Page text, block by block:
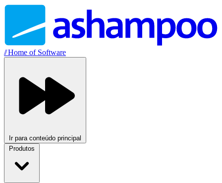
//Home of Software
Ir para conteúdo principal
Produtos